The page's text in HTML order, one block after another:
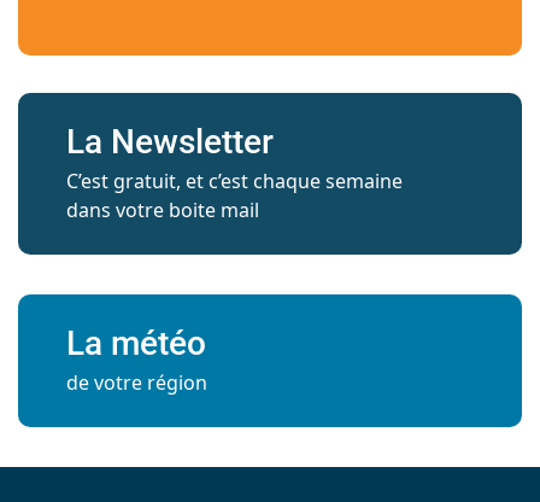
La Newsletter
C’est gratuit, et c’est chaque semaine
dans votre boite mail
La météo
de votre région